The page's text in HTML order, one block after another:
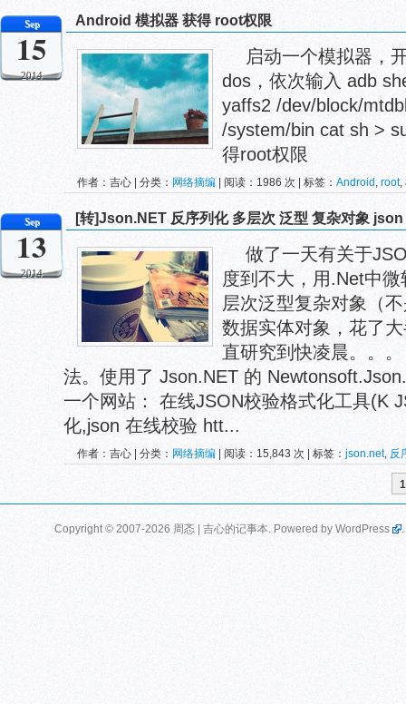
Sep
15
2014
Android 模拟器 获得 root权限
启动一个模拟器，
dos，依次输入 adb
yaffs2 /dev/block/
/system/bin cat sh >
得root权限
作者：吉心 | 分类： 网络摘编 | 阅读：1986 次 | 标签： Android , root,
Sep
13
2014
[转]Json.NET 反序列化 多层次 泛型 复杂对象
做了一天有关于
度到不大，用.Net中
层次泛型复杂对象（
数据实体对象，花了
直研究到快凌晨。。
法。使用了 Json.NET 的
一个网站： 在线JSON校验格式化工具(K
化,json 在线校验 htt...
作者：吉心 | 分类： 网络摘编 | 阅读：15,843 次 | 标签： json.net, 反
1
Copyright © 2007-2026 周忞 | 吉心的记事本. Powered by WordPress